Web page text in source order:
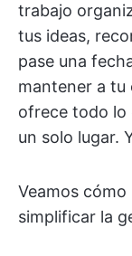
trabajo
tus ideas,
pase una
mantener a tu
ofrece todo lo
un solo lugar.
Veamos cómo
simplificar la